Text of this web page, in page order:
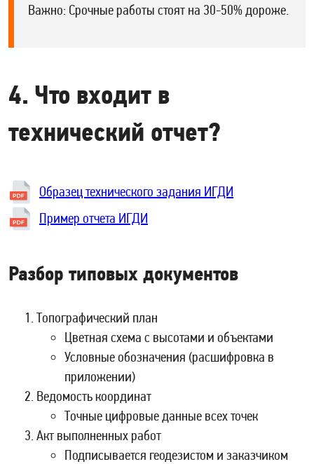
Важно: Срочные работы стоят на 30-50% дороже.
4. Что входит в
технический отчет?
Образец технического задания ИГДИ
Пример отчета ИГДИ
Разбор типовых документов
Топографический план
Цветная схема с высотами и объектами
Условные обозначения (расшифровка в
приложении)
Ведомость координат
Точные цифровые данные всех точек
Акт выполненных работ
Подписывается геодезистом и заказчиком